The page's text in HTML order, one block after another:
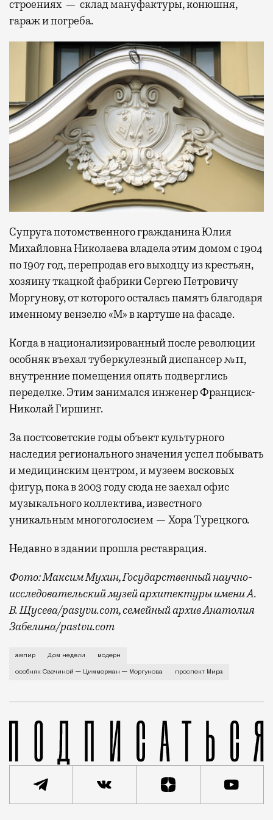
строениях — склад мануфактуры, конюшня,
гараж и погреба.
Супруга потомственного гражданина Юлия
Михайловна Николаева владела этим домом с 1904
по 1907 год, перепродав его выходцу из крестьян,
хозяину ткацкой фабрики Сергею Петровичу
Моргунову, от которого осталась память благодаря
именному вензелю «М» в картуше на фасаде.
Когда в национализированный после революции
особняк въехал туберкулезный диспансер №11,
внутренние помещения опять подверглись
переделке. Этим занимался инженер Франциск-
Николай Гиршинг.
За постсоветские годы объект культурного
наследия регионального значения успел побывать
и медицинским центром, и музеем восковых
фигур, пока в 2003 году сюда не заехал офис
музыкального коллектива, известного
уникальным многоголосием — Хора Турецкого.
Недавно в здании прошла реставрация.
Фото: Максим Мухин, Государственный научно-
исследовательский музей архитектуры имени А.
В. Щусева/pasyvu.com, семейный архив Анатолия
Забелина/pastvu.com
История каменного строения в Мещанской
ампир Дом недели модерн
особняк Свечиной — Циммерман — Моргунова проспект Мира